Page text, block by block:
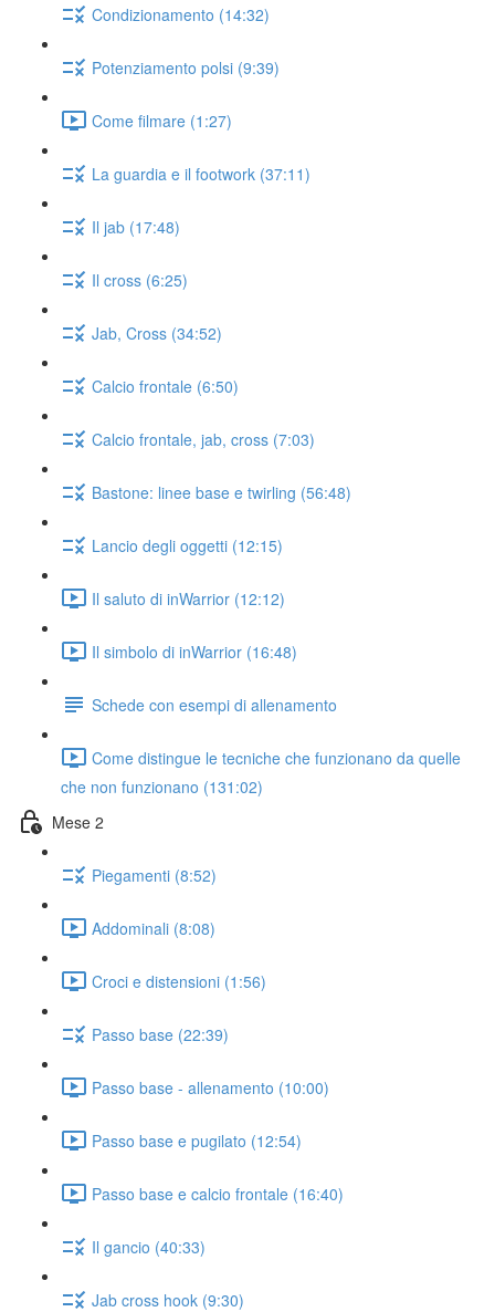
Condizionamento (14:32)
Potenziamento polsi (9:39)
Come filmare (1:27)
La guardia e il footwork (37:11)
Il jab (17:48)
Il cross (6:25)
Jab, Cross (34:52)
Calcio frontale (6:50)
Calcio frontale, jab, cross (7:03)
Bastone: linee base e twirling (56:48)
Lancio degli oggetti (12:15)
Il saluto di inWarrior (12:12)
Il simbolo di inWarrior (16:48)
Schede con esempi di allenamento
Come distingue le tecniche che funzionano da quelle
che non funzionano (131:02)
Mese 2
Piegamenti (8:52)
Addominali (8:08)
Croci e distensioni (1:56)
Passo base (22:39)
Passo base - allenamento (10:00)
Passo base e pugilato (12:54)
Passo base e calcio frontale (16:40)
Il gancio (40:33)
Jab cross hook (9:30)